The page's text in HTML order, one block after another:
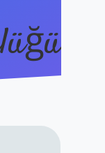
vdcasino güncel